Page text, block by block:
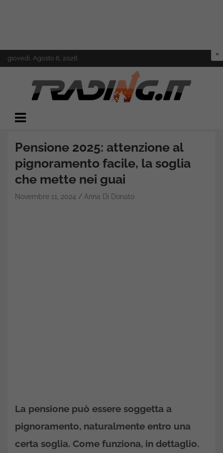
Skip
to
giovedì, Agosto 6, 2026
Trading.it
Pensione 2025: attenzione al
pignoramento facile, la soglia
che mette nei guai
Novembre 11, 2024 Anna Di Donato
La pensione può essere soggetta a
pignoramento, naturalmente entro una
certa soglia. Come funziona, in dettaglio.